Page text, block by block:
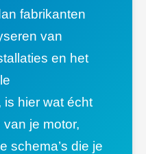
fabrikanten
van
en het
hier wat écht
je motor,
schema’s die je